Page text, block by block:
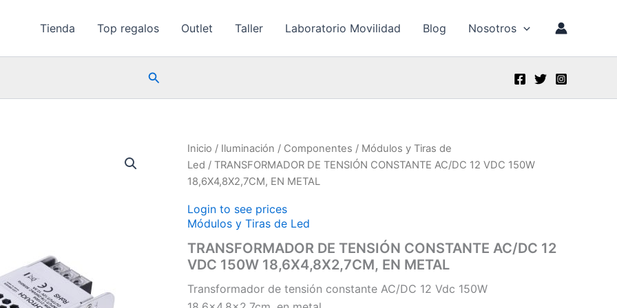
Tienda Top regalos Outlet Taller Laboratorio Movilidad Blog Nosotros
Buscar
Inicio / Iluminación / Componentes / Módulos y Tiras de
Led / TRANSFORMADOR DE TENSIÓN CONSTANTE AC/DC 12 VDC 150W
18,6X4,8X2,7CM, EN METAL
Login to see prices
Módulos y Tiras de Led
TRANSFORMADOR DE TENSIÓN CONSTANTE AC/DC 12
VDC 150W 18,6X4,8X2,7CM, EN METAL
Transformador de tensión constante AC/DC 12 Vdc 150W